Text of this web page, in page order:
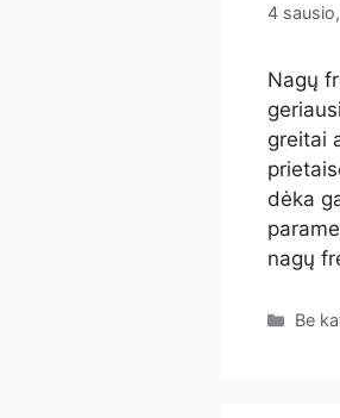
4
Nagų
greitai
dėka
nagų
Be